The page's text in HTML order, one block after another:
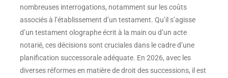
nombreuses interrogations, notamment sur les coûts
associés à l’établissement d’un testament. Qu’il s’agisse
d’un testament olographe écrit à la main ou d’un acte
notarié, ces décisions sont cruciales dans le cadre d’une
planification successorale adéquate. En 2026, avec les
diverses réformes en matière de droit des successions, il est